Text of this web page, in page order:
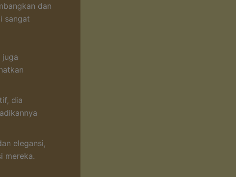
dan
sangat
juga
dia
elegansi,
mereka.